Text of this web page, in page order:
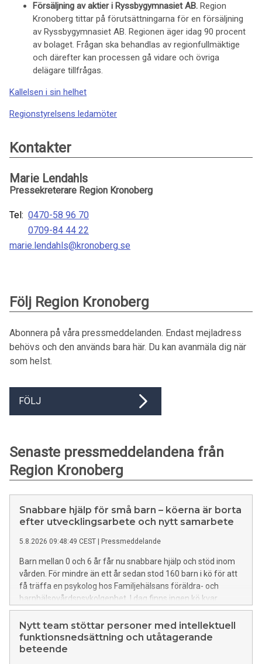
Försäljning av aktier i Ryssbygymnasiet AB. Region
Kronoberg tittar på förutsättningarna för en försäljning
av Ryssbygymnasiet AB. Regionen äger idag 90 procent
av bolaget. Frågan ska behandlas av regionfullmäktige
och därefter kan processen gå vidare och övriga
delägare tillfrågas.
Kallelsen i sin helhet
Regionstyrelsens ledamöter
Kontakter
Marie Lendahls
Pressekreterare Region Kronoberg
Tel: 0470-58 96 70
0709-84 44 22
marie.lendahls@kronoberg.se
Följ Region Kronoberg
Abonnera på våra pressmeddelanden. Endast mejladress
behövs och den används bara här. Du kan avanmäla dig när
som helst.
FÖLJ
Senaste pressmeddelandena från
Region Kronoberg
Snabbare hjälp för små barn – köerna är borta
efter utvecklingsarbete och nytt samarbete
5.8.2026 09:48:49 CEST Pressmeddelande
Barn mellan 0 och 6 år får nu snabbare hjälp och stöd inom
vården. För mindre än ett år sedan stod 160 barn i kö för att
få träffa en psykolog hos Familjehälsans föräldra- och
barnhälsovårdspsykolgenhet. I dag finns ingen kö kvar.
Nytt team stöttar personer med intellektuell
funktionsnedsättning och utåtagerande
beteende